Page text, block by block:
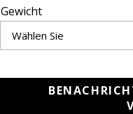
Gewicht